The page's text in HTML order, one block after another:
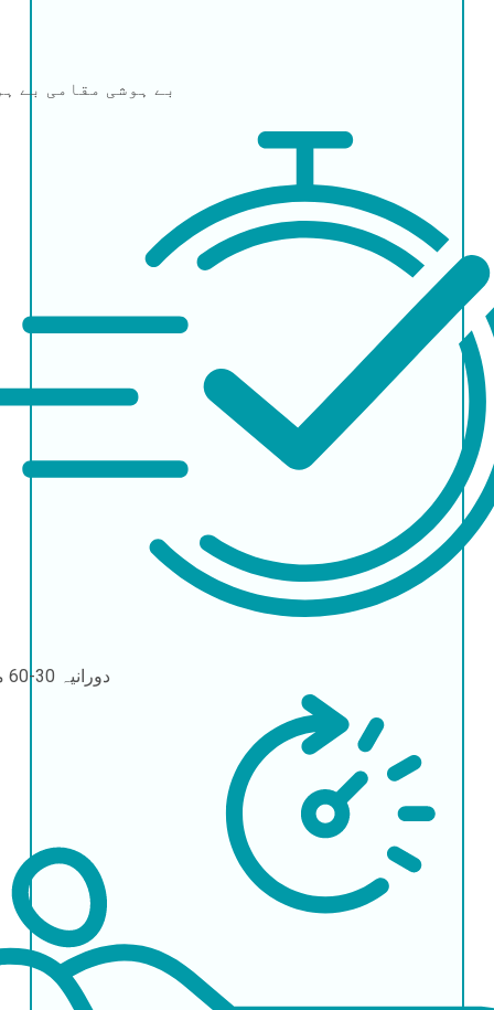
بے ہوشی مقامی بے
دورانیہ 30-60 منٹ